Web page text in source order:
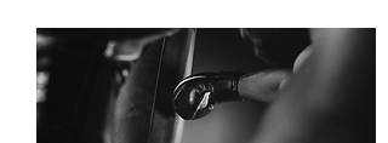
שיווק דיגיטלי למסעדות, אוכל ויין